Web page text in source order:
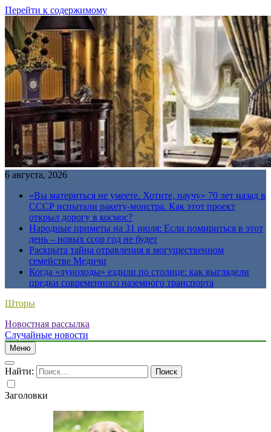
Перейти к содержимому
6 августа, 2026
«Вы материться не умеете. Хотите, научу» 70 лет назад в
СССР испытали ракету-монстра. Как этот проект
открыл дорогу в космос?
Народные приметы на 31 июля: Если помириться в этот
день – новых ссор год не будет
Раскрыта тайна отравления в могущественном
семействе Медичи
Когда «луноходы» ездили по столице: как выглядели
предки современного наземного транспорта
Шторы
Новостная рассылка
Случайные новости
Меню
Найти:
Заголовки